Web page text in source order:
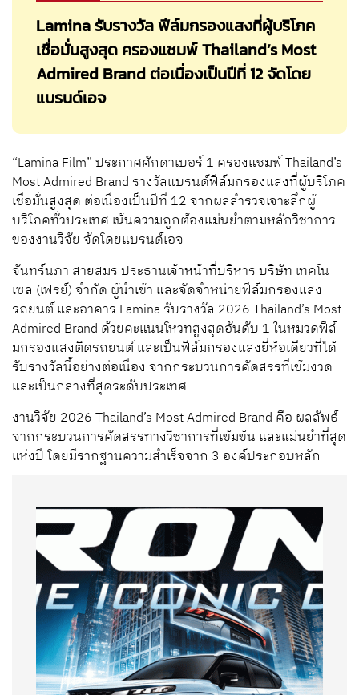
Lamina รับรางวัล ฟีล์มกรองแสงที่ผู้บริโภค
เชื่อมั่นสูงสุด ครองแชมพ์ Thailand’s Most
Admired Brand ต่อเนื่องเป็นปีที่ 12 จัดโดย
แบรนด์เอจ
“Lamina Film” ประกาศศักดาเบอร์ 1 ครองแชมพ์ Thailand’s
Most Admired Brand รางวัลแบรนด์ฟีล์มกรองแสงที่ผู้บริโภค
เชื่อมั่นสูงสุด ต่อเนื่องเป็นปีที่ 12 จากผลสำรวจเจาะลึกผู้
บริโภคทั่วประเทศ เน้นความถูกต้องแม่นยำตามหลักวิชาการ
ของงานวิจัย จัดโดยแบรนด์เอจ
จันทร์นภา สายสมร ประธานเจ้าหน้าที่บริหาร บริษัท เทคโน
เซล (เฟรย์) จำกัด ผู้นำเข้า และจัดจำหน่ายฟีล์มกรองแสง
รถยนต์ และอาคาร Lamina รับรางวัล 2026 Thailand’s Most
Admired Brand ด้วยคะแนนโหวทสูงสุดอันดับ 1 ในหมวดฟีล์
มกรองแสงติดรถยนต์ และเป็นฟีล์มกรองแสงยี่ห้อเดียวที่ได้
รับรางวัลนี้อย่างต่อเนื่อง จากกระบวนการคัดสรรที่เข้มงวด
และเป็นกลางที่สุดระดับประเทศ
งานวิจัย 2026 Thailand’s Most Admired Brand คือ ผลลัพธ์
จากกระบวนการคัดสรรทางวิชาการที่เข้มข้น และแม่นยำที่สุด
แห่งปี โดยมีรากฐานความสำเร็จจาก 3 องค์ประกอบหลัก